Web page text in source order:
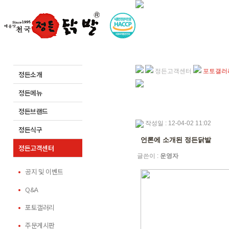
정든소개
정든메뉴
정든브랜드
정든식구
정든고객센터
공지 및 이벤트
Q&A
포토갤러리
주문게시판
정든고객센터 포토갤러
작성일 : 12-04-02 11:02
언론에 소개된 정든닭발
글쓴이 : 운영자